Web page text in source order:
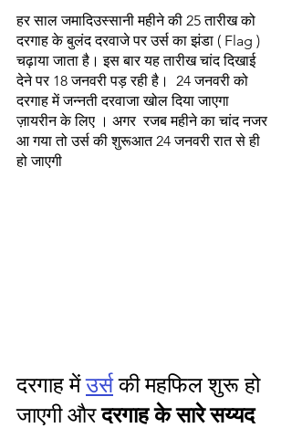
हर साल जमादिउस्सानी महीने की 25 तारीख को
दरगाह के बुलंद दरवाजे पर उर्स का झंडा ( Flag )
चढ़ाया जाता है। इस बार यह तारीख चांद दिखाई
देने पर 18 जनवरी पड़ रही है।  24 जनवरी को
दरगाह में जन्नती दरवाजा खोल दिया जाएगा
ज़ायरीन के लिए । अगर  रजब महीने का चांद नजर
आ गया तो उर्स की शुरूआत 24 जनवरी रात से ही
हो जाएगी
दरगाह में उर्स की महफिल शुरू हो
जाएगी और दरगाह के सारे सय्यद